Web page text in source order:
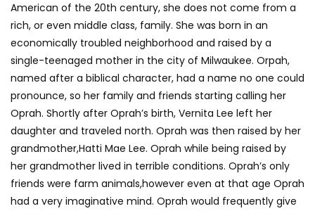
American of the 20th century, she does not come from a
rich, or even middle class, family. She was born in an
economically troubled neighborhood and raised by a
single-teenaged mother in the city of Milwaukee. Orpah,
named after a biblical character, had a name no one could
pronounce, so her family and friends starting calling her
Oprah. Shortly after Oprah’s birth, Vernita Lee left her
daughter and traveled north. Oprah was then raised by her
grandmother,Hatti Mae Lee. Oprah while being raised by
her grandmother lived in terrible conditions. Oprah’s only
friends were farm animals,however even at that age Oprah
had a very imaginative mind. Oprah would frequently give